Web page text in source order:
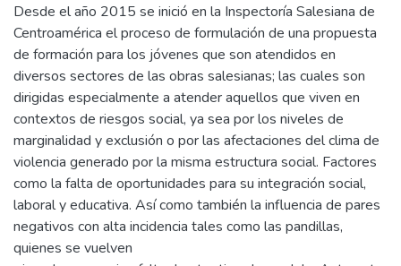
Desde el año 2015 se inició en la Inspectoría Salesiana de
Centroamérica el proceso de formulación de una propuesta
de formación para los jóvenes que son atendidos en
diversos sectores de las obras salesianas; las cuales son
dirigidas especialmente a atender aquellos que viven en
contextos de riesgos social, ya sea por los niveles de
marginalidad y exclusión o por las afectaciones del clima de
violencia generado por la misma estructura social. Factores
como la falta de oportunidades para su integración social,
laboral y educativa. Así como también la influencia de pares
negativos con alta incidencia tales como las pandillas,
quienes se vuelven